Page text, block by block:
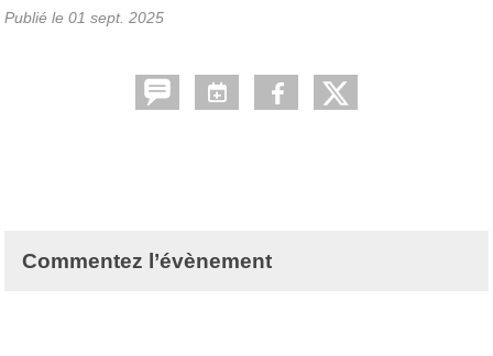
Publié le 01 sept. 2025
Commentez l’évènement